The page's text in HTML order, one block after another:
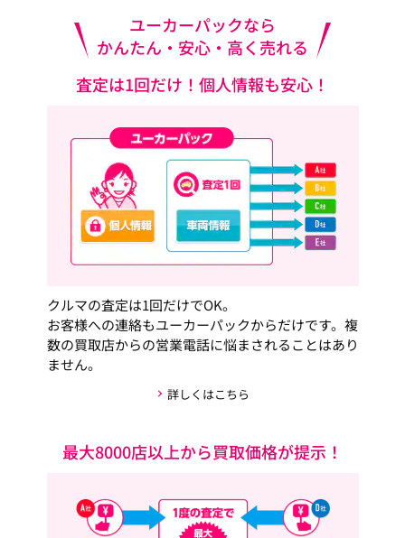
ユーカーパックなら
かんたん・安心・高く売れる
査定は1回だけ！個人情報も安心！
クルマの査定は1回だけでOK。
お客様への連絡もユーカーパックからだけです。複
数の買取店からの営業電話に悩まされることはあり
ません。
詳しくはこちら
最大8000店以上から買取価格が提示！